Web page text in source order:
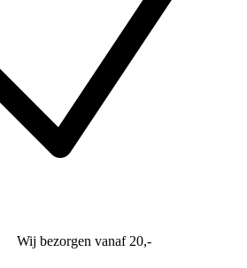
Wij bezorgen vanaf 20,-